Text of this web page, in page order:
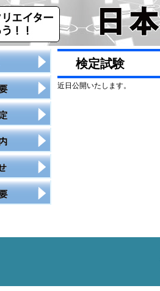
検定試験
近日公開いたします。